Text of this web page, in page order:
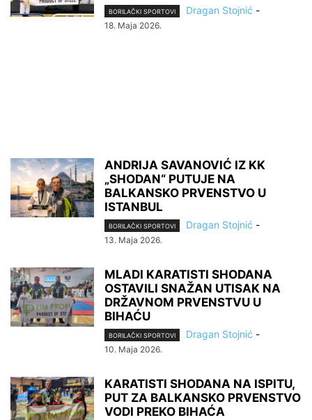
BORILAČKI SPORTOVI Dragan Stojnić -
18. Maja 2026.
ANDRIJA SAVANOVIĆ IZ KK
„SHODAN“ PUTUJE NA
BALKANSKO PRVENSTVO U
ISTANBUL
BORILAČKI SPORTOVI Dragan Stojnić -
13. Maja 2026.
MLADI KARATISTI SHODANA
OSTAVILI SNAŽAN UTISAK NA
DRŽAVNOM PRVENSTVU U
BIHAĆU
BORILAČKI SPORTOVI Dragan Stojnić -
10. Maja 2026.
KARATISTI SHODANA NA ISPITU,
PUT ZA BALKANSKO PRVENSTVO
VODI PREKO BIHAĆA